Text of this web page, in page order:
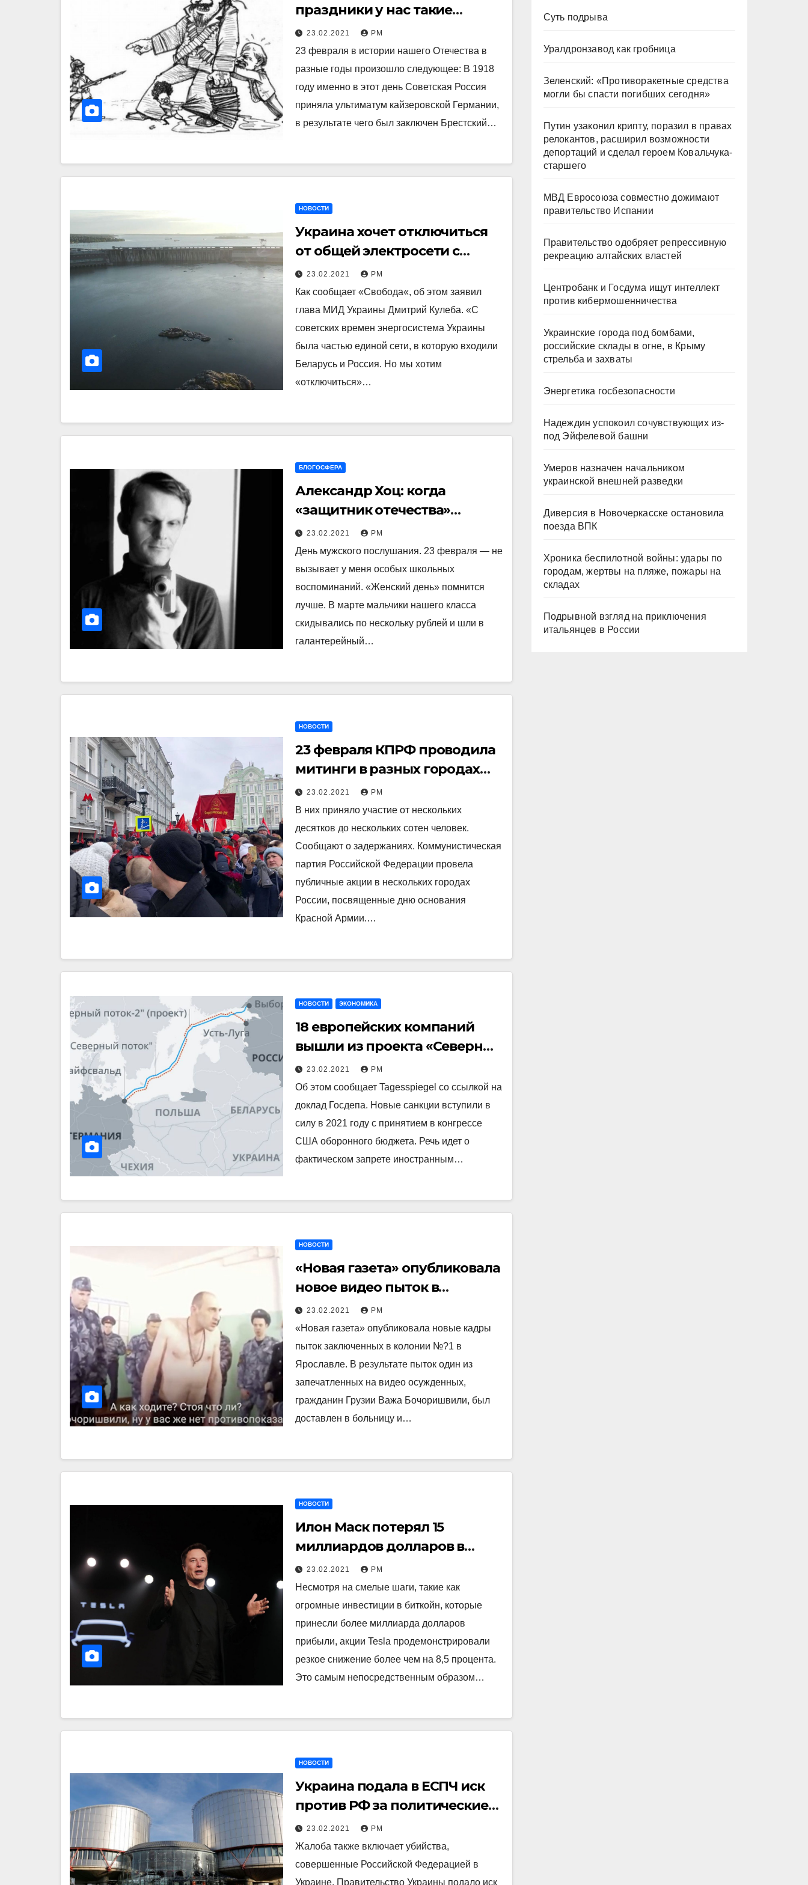
праздники у нас такие
лживые…
23.02.2021 РМ
23 февраля в истории нашего Отечества в
разные годы произошло следующее: В 1918
году именно в этот день Советская Россия
приняла ультиматум кайзеровской Германии,
в результате чего был заключен Брестский…
НОВОСТИ
Украина хочет отключиться
от общей электросети с
Россией и Беларусью
23.02.2021 РМ
Как сообщает «Свобода«, об этом заявил
глава МИД Украины Дмитрий Кулеба. «С
советских времен энергосистема Украины
была частью единой сети, в которую входили
Беларусь и Россия. Но мы хотим
«отключиться»…
БЛОГОСФЕРА
Александр Хоц: когда
«защитник отечества»
становится его
подельником…
23.02.2021 РМ
День мужского послушания. 23 февраля — не
вызывает у меня особых школьных
воспоминаний. «Женский день» помнится
лучше. В марте мальчики нашего класса
скидывались по нескольку рублей и шли в
галантерейный…
НОВОСТИ
23 февраля КПРФ проводила
митинги в разных городах
страны
23.02.2021 РМ
В них приняло участие от нескольких
десятков до нескольких сотен человек.
Сообщают о задержаниях. Коммунистическая
партия Российской Федерации провела
публичные акции в нескольких городах
России, посвященные дню основания
Красной Армии.…
НОВОСТИ ЭКОНОМИКА
18 европейских компаний
вышли из проекта «Северный
поток-2» из-за санкций
американского
правительства
23.02.2021 РМ
Об этом сообщает Tagesspiegel со ссылкой на
доклад Госдепа. Новые санкции вступили в
силу в 2021 году с принятием в конгрессе
США оборонного бюджета. Речь идет о
фактическом запрете иностранным…
НОВОСТИ
«Новая газета» опубликовала
новое видео пыток в
ярославской ИК-1 Ярославля,
один осужденный погиб
23.02.2021 РМ
«Новая газета» опубликовала новые кадры
пыток заключенных в колонии №?1 в
Ярославле. В результате пыток один из
запечатленных на видео осужденных,
гражданин Грузии Важа Бочоришвили, был
доставлен в больницу и…
НОВОСТИ
Илон Маск потерял 15
миллиардов долларов в
течение дня. Все за один твит
23.02.2021 РМ
Несмотря на смелые шаги, такие как
огромные инвестиции в биткойн, которые
принесли более миллиарда долларов
прибыли, акции Tesla продемонстрировали
резкое снижение более чем на 8,5 процента.
Это самым непосредственным образом…
НОВОСТИ
Украина подала в ЕСПЧ иск
против РФ за политические
убийства, включая
покушение на Навального
23.02.2021 РМ
Жалоба также включает убийства,
совершенные Российской Федерацией в
Украине. Правительство Украины подало иск
Суть подрыва
Уралдронзавод как гробница
Зеленский: «Противоракетные средства
могли бы спасти погибших сегодня»
Путин узаконил крипту, поразил в правах
релокантов, расширил возможности
депортаций и сделал героем Ковальчука-
старшего
МВД Евросоюза совместно дожимают
правительство Испании
Правительство одобряет репрессивную
рекреацию алтайских властей
Центробанк и Госдума ищут интеллект
против кибермошенничества
Украинские города под бомбами,
российские склады в огне, в Крыму
стрельба и захваты
Энергетика госбезопасности
Надеждин успокоил сочувствующих из-
под Эйфелевой башни
Умеров назначен начальником
украинской внешней разведки
Диверсия в Новочеркасске остановила
поезда ВПК
Хроника беспилотной войны: удары по
городам, жертвы на пляже, пожары на
складах
Подрывной взгляд на приключения
итальянцев в России